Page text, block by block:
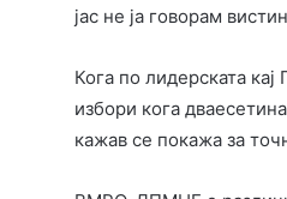
јас не ја говорам
Кога по лидерската
избори кога
кажав се покажа за